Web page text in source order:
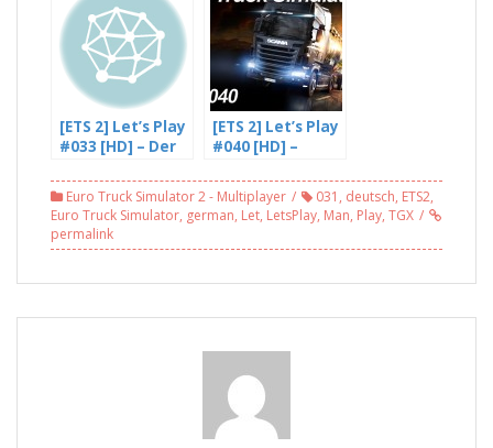
[ETS 2] Let’s Play
#033 [HD] – Der
verschlimm-
bessert – mit
DJN003
[ETS 2] Let’s Play
#040 [HD] –
Repainter
gesucht – mit
DJN003
Euro Truck Simulator 2 - Multiplayer 031 , deutsch, ETS2,
Euro Truck Simulator, german, Let, LetsPlay, Man, Play, TGX
permalink